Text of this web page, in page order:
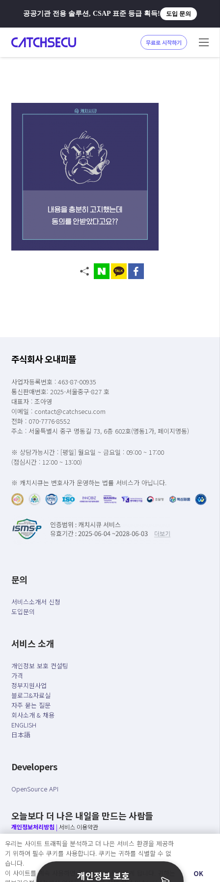
공공기관 전용 솔루션, CSAP 표준 등급 획득! 도입 문의
무료로 시작하기
주식회사 오내피플
사업자등록번호 : 463-87-00935
통신판매번호: 2025-서울중구-827 호
대표자 : 조아영
이메일 : contact@catchsecu.com
전화 : 070-7776-8552
주소 : 서울특별시 중구 명동길 73, 6층 602호(명동1가, 페이지명동)
※ 상담가능시간 : [평일] 월요일 ~ 금요일 : 09:00 ~ 17:00
(점심시간 : 12:00 ~ 13:00)
※ 캐치시큐는 변호사가 운영하는 법률 서비스가 아닙니다.
문의
서비스소개서 신청
도입문의
서비스 소개
개인정보 보호 컨설팅
가격
정부지원사업
블로그&자료실
자주 묻는 질문
회사소개 & 채용
ENGLISH
日本語
Developers
OpenSource API
오늘보다 더 나은 내일을 만드는 사람들
개인정보처리방침 | 서비스 이용약관
○ 개인정보보호 컴플라이언스를 선도하겠습니다.
○ 정보주체의 권리를 보장하겠습니다.
○ 기업의 개인정보보호를 위한 효율적 관리를 보장하겠습니다.
우리는 사이트 트래픽을 분석하고 더 나은 서비스 환경을 제공하
기 위하여 필수 쿠키를 사용합니다. 쿠키는 귀하를 식별할 수 없
습니다.
이 사이트를 계속 사용하면 쿠키 사용에 동의하게 됩니다. 귀하는
OK
개인정보 보호